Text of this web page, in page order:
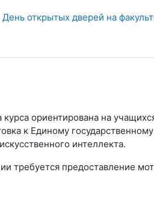
День открытых дверей на
ориентирована на
к Единому
интеллекта.
требуется предоставление